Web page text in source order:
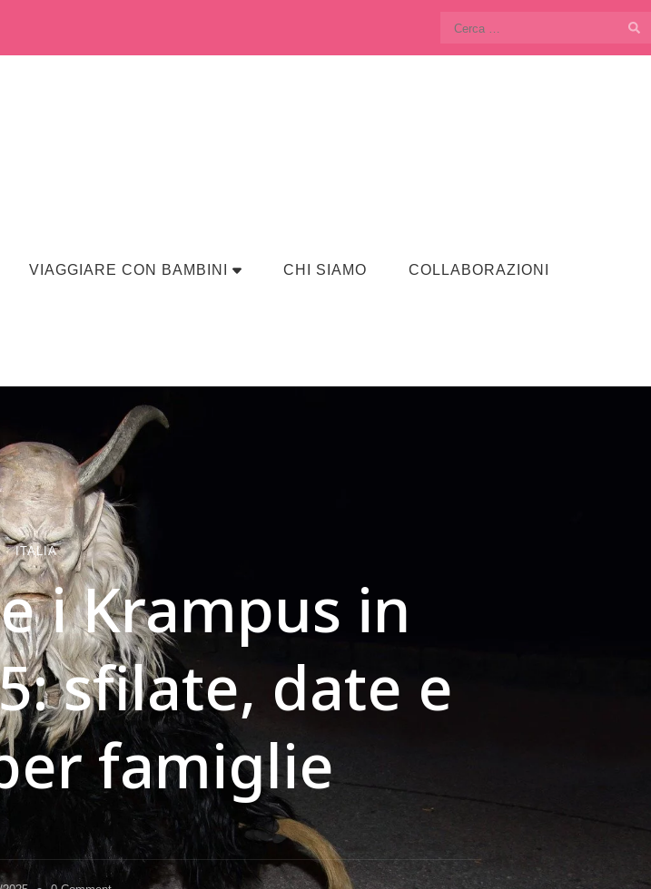
Ricerca
per:
VIAGGIARE CON BAMBINI CHI SIAMO COLLABORAZIONI
ITALIA
i Krampus in
sfilate, date e
famiglie